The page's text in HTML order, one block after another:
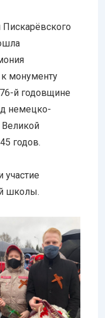
Пискарёвского
монументу
й годовщине
немецко-
годов.
школы.